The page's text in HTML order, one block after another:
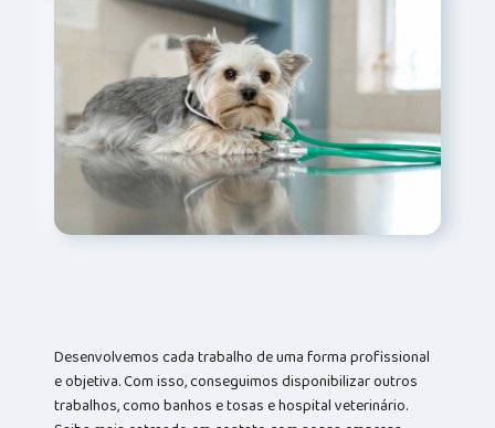
Desenvolvemos cada trabalho de uma forma profissional
e objetiva. Com isso, conseguimos disponibilizar outros
trabalhos, como banhos e tosas e hospital veterinário.